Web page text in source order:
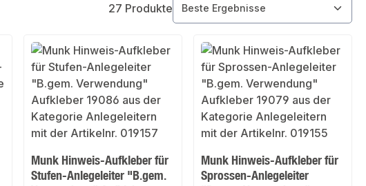
27 Produkte
Munk Hinweis-Aufkleber für
Stufen-Anlegeleiter "B.gem.
Munk Hinweis-Aufkleber für
Sprossen-Anlegeleiter